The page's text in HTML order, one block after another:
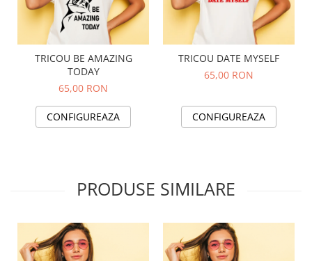
TRICOU BE AMAZING
TODAY
65,00 RON
CONFIGUREAZA
TRICOU DATE MYSELF
65,00 RON
CONFIGUREAZA
PRODUSE SIMILARE